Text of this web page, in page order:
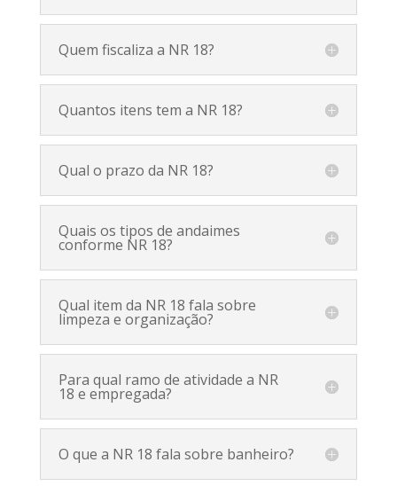
Quem fiscaliza a NR 18?
Quantos itens tem a NR 18?
Qual o prazo da NR 18?
Quais os tipos de andaimes
conforme NR 18?
Qual item da NR 18 fala sobre
limpeza e organização?
Para qual ramo de atividade a NR
18 e empregada?
O que a NR 18 fala sobre banheiro?